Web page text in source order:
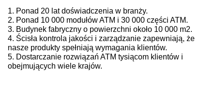
1. Ponad 20 lat doświadczenia w branży.
2. Ponad 10 000 modułów ATM i 30 000 części ATM.
3. Budynek fabryczny o powierzchni około 10 000 m2.
4. Ścisła kontrola jakości i zarządzanie zapewniają, że
nasze produkty spełniają wymagania klientów.
5. Dostarczanie rozwiązań ATM tysiącom klientów i
obejmujących wiele krajów.